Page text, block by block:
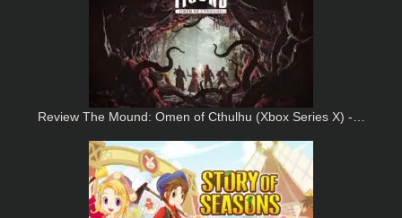
Review The Mound: Omen of Cthulhu (Xbox Series X) -…